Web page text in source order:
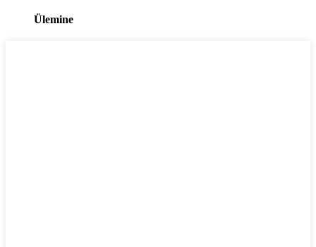
Ülemine